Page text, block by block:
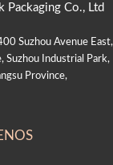
Packaging Co., Ltd
Suzhou Avenue East,
Suzhou Industrial Park,
Province,